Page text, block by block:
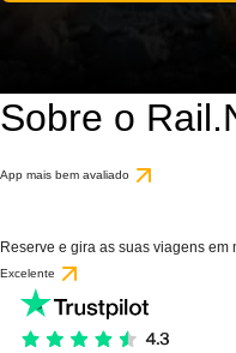
Sobre o
App mais bem avaliado
Reserve e gira as suas viagens em
Excelente